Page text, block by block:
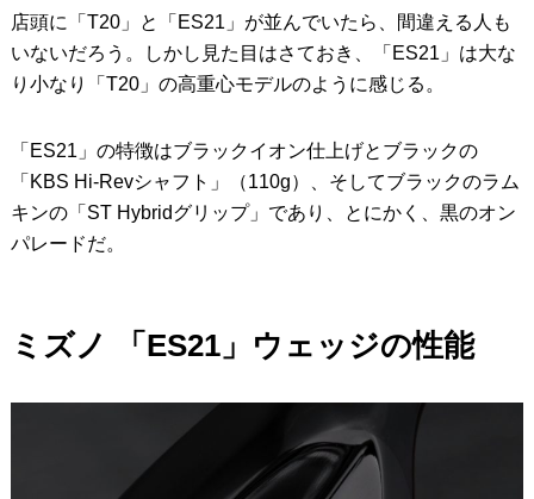
店頭に「T20」と「ES21」が並んでいたら、間違える人も
いないだろう。しかし見た目はさておき、「ES21」は大な
り小なり「T20」の高重心モデルのように感じる。
「ES21」の特徴はブラックイオン仕上げとブラックの
「KBS Hi-Revシャフト」（110g）、そしてブラックのラム
キンの「ST Hybridグリップ」であり、とにかく、黒のオン
パレードだ。
ミズノ 「ES21」ウェッジの性能